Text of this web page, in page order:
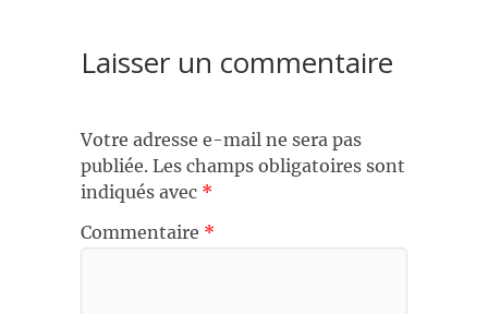
Laisser un commentaire
Votre adresse e-mail ne sera pas
publiée. Les champs obligatoires sont
indiqués avec *
Commentaire *